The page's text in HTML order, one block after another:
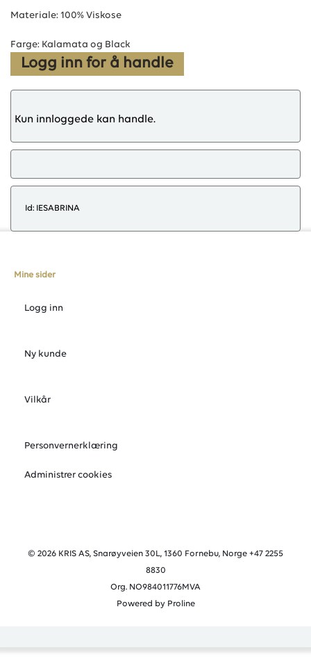
Materiale: 100% Viskose
Farge: Kalamata og Black
Logg inn for å handle
Kun innloggede kan handle.
Id: IESABRINA
Mine sider
Logg inn
Ny kunde
Vilkår
Personvernerklæring
Administrer cookies
© 2026 KRIS AS, Snarøyveien 30L, 1360 Fornebu, Norge +47 2255
8830
Org. NO984011776MVA
Powered by Proline